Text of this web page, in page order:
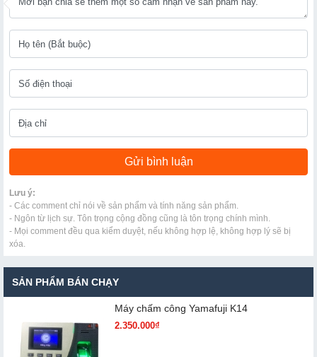
Lưu ý:
- Các comment chỉ nói về sản phẩm và tính năng sản phẩm.
- Ngôn từ lịch sự. Tôn trọng cộng đồng cũng là tôn trọng chính mình.
- Mọi comment đều qua kiểm duyệt, nếu không hợp lệ, không hợp lý sẽ bị
xóa.
SẢN PHẨM BÁN CHẠY
Máy chấm cô​ng Yamafuji K14
2.350.000₫